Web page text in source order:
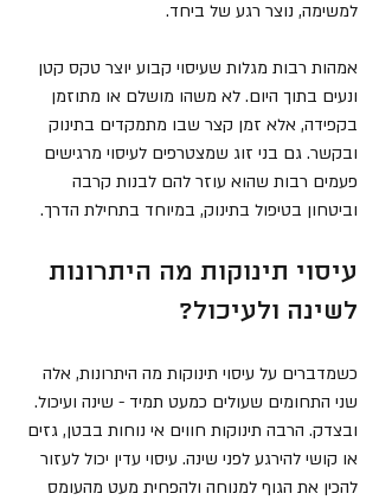
למשימה, נוצר רגע של ביחד.
אמהות רבות מגלות שעיסוי קבוע יוצר טקס קטן
ונעים בתוך היום. לא משהו מושלם או מתוזמן
בקפידה, אלא זמן קצר שבו מתמקדים בתינוק
ובקשר. גם בני זוג שמצטרפים לעיסוי מרגישים
פעמים רבות שהוא עוזר להם לבנות קרבה
וביטחון בטיפול בתינוק, במיוחד בתחילת הדרך.
עיסוי תינוקות מה היתרונות
לשינה ולעיכול?
כשמדברים על עיסוי תינוקות מה היתרונות, אלה
שני התחומים שעולים כמעט תמיד - שינה ועיכול.
ובצדק. הרבה תינוקות חווים אי נוחות בבטן, גזים
או קושי להירגע לפני שינה. עיסוי עדין יכול לעזור
להכין את הגוף למנוחה ולהפחית מעט מהעומס